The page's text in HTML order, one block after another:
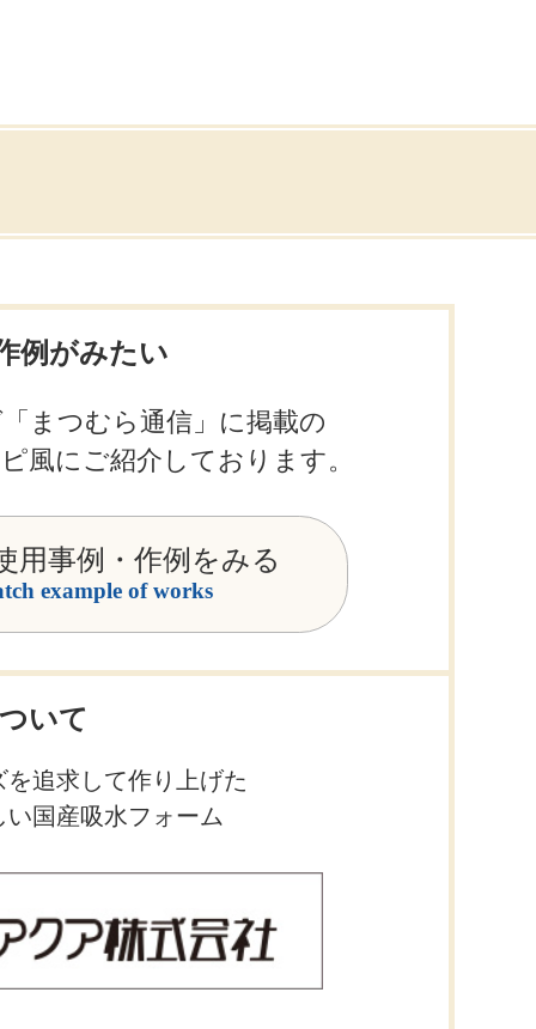
例がみたい
まつむら通信」に掲載の
風にご紹介しております。
用事例・作例をみる
example of works
いて
追求して作り上げた
国産吸水フォーム